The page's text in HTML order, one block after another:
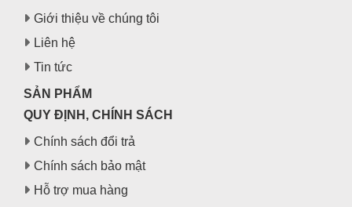
Giới thiệu về chúng tôi
Liên hệ
Tin tức
SẢN PHẨM
QUY ĐỊNH, CHÍNH SÁCH
Chính sách đổi trả
Chính sách bảo mật
Hỗ trợ mua hàng